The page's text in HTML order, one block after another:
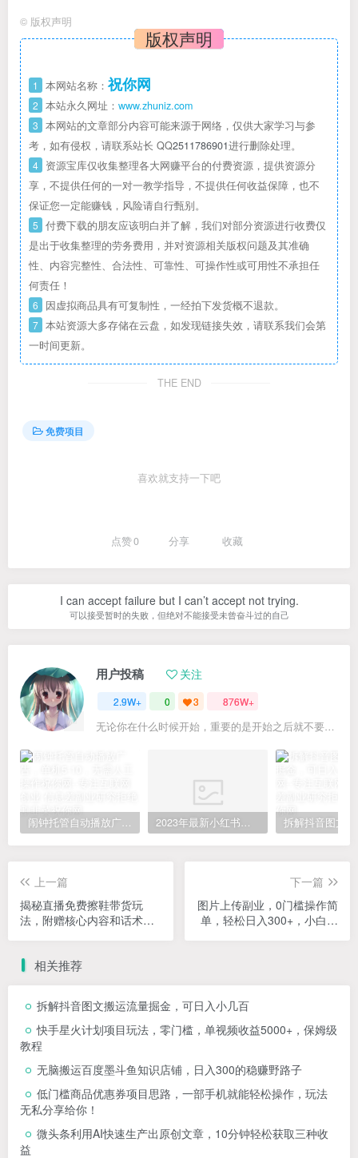
© 版权声明
版权声明
1 本网站名称： 祝你网
2 本站永久网址： www.zhuniz.com
3 本网站的文章部分内容可能来源于网络，仅供大家学习与参
考，如有侵权，请联系站长 QQ2511786901进行删除处理。
4 资源宝库仅收集整理各大网赚平台的付费资源，提供资源分
享，不提供任何的一对一教学指导，不提供任何收益保障，也不
保证您一定能赚钱，风险请自行甄别。
5 付费下载的朋友应该明白并了解，我们对部分资源进行收费仅
是出于收集整理的劳务费用，并对资源相关版权问题及其准确
性、内容完整性、合法性、可靠性、可操作性或可用性不承担任
何责任！
6 因虚拟商品具有可复制性，一经拍下发货概不退款。
7 本站资源大多存储在云盘，如发现链接失效，请联系我们会第
一时间更新。
THE END
免费项目
喜欢就支持一下吧
点赞0 分享 收藏
I can accept failure but I can’t accept not trying.
可以接受暂时的失败，但绝对不能接受未曾奋斗过的自己
用户投稿 关注
2.9W+ 0 3 876W+
无论你在什么时候开始，重要的是开始之后就不要停止
闹钟托管自动播放广告，单机5-10，无需人工操作 2023年最新小红书成人电商项目，简单易操作【详细教程】
上一篇
揭秘直播免费擦鞋带货玩
法，附赠核心内容和话术，
下一篇
图片上传副业，0门槛操作简
单，轻松日入300+，小白也
相关推荐
拆解抖音图文搬运流量掘金，可日入小几百
快手星火计划项目玩法，零门槛，单视频收益5000+，保姆级
教程
无脑搬运百度墨斗鱼知识店铺，日入300的稳赚野路子
低门槛商品优惠券项目思路，一部手机就能轻松操作，玩法
无私分享给你！
微头条利用AI快速生产出原创文章，10分钟轻松获取三种收
益